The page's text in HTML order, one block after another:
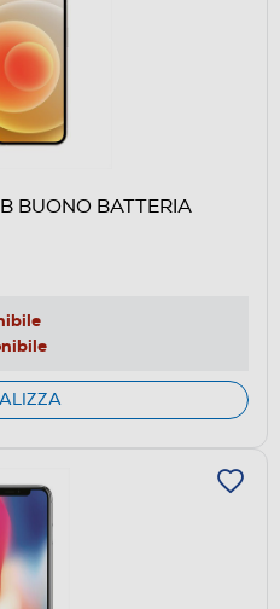
BUONO BATTERIA